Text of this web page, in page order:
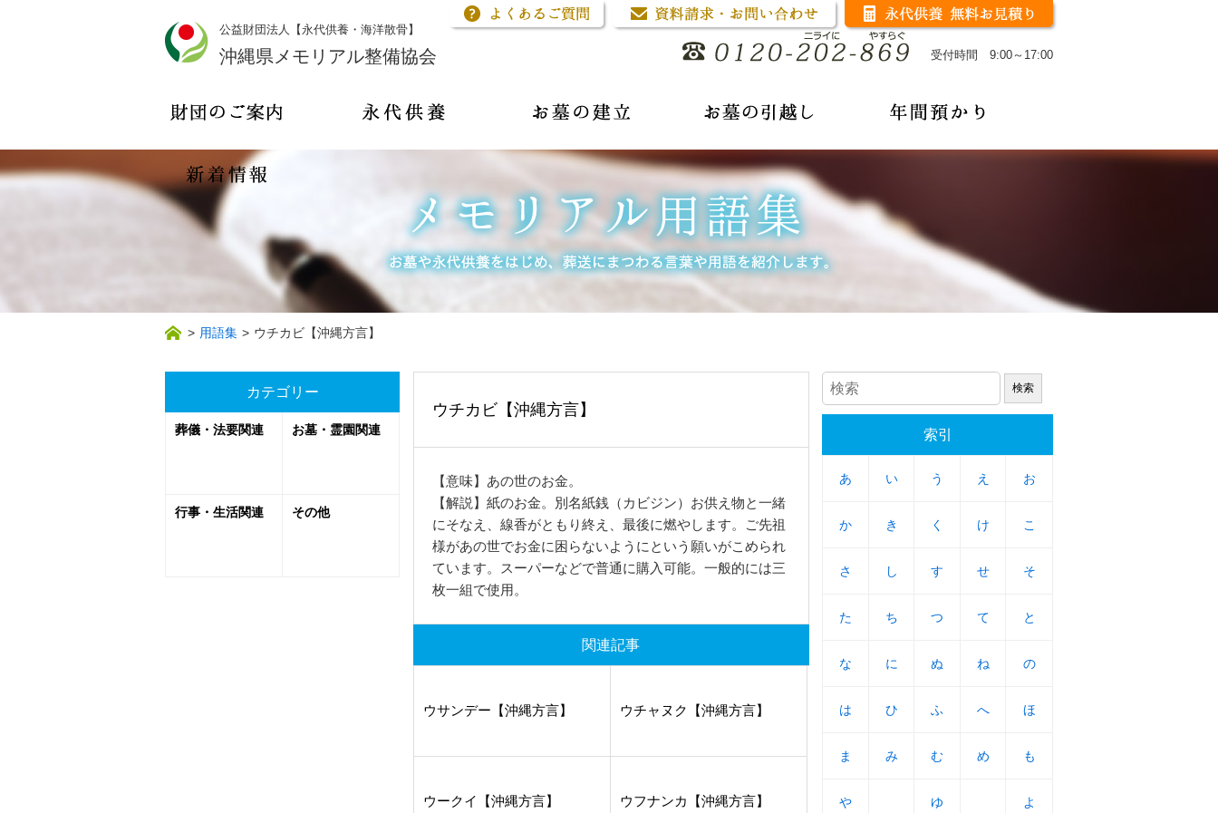
公益財団法人【永代供養・海洋散骨】
沖縄県メモリアル整備協会 受付時間 9:00～17:00
> 用語集 > ウチカビ【沖縄方言】
ウチカビ【沖縄方言】
【意味】あの世のお金。
【解説】紙のお金。別名紙銭（カビジン）お供え物と一緒
にそなえ、線香がともり終え、最後に燃やします。ご先祖
様があの世でお金に困らないようにという願いがこめられ
ています。スーパーなどで普通に購入可能。一般的には三
枚一組で使用。
関連記事
ウサンデー【沖縄方言】 ウチャヌク【沖縄方言】
ウークイ【沖縄方言】 ウフナンカ【沖縄方言】
カテゴリー
葬儀・法要関連 お墓・霊園関連
行事・生活関連 その他
索引
あ
あ い
い う
う え
え お
お
か
か き
き く
く け
け こ
こ
さ
さ し
し す
す せ
せ そ
そ
た
た ち
ち つ
つ て
て と
と
な
な に
に ぬ
ぬ ね
ね の
の
は
は ひ
ひ ふ
ふ へ
へ ほ
ほ
ま
ま み
み む
む め
め も
も
や
や ゆ
ゆ よ
よ